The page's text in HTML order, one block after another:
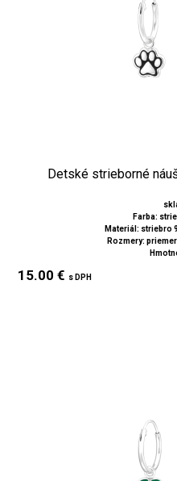
Detské strieborné
Farba:
Materiál: striebro
Rozmery:
15.00 € s DPH